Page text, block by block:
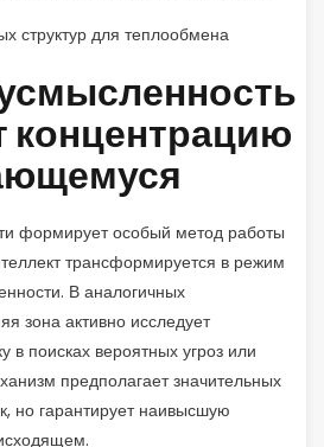
структур для теплообмена
концентрацию
формирует особый метод работы
трансформируется в режим
В аналогичных
зона активно исследует
в поисках вероятных угроз или
предполагает значительных
но гарантирует наивысшую